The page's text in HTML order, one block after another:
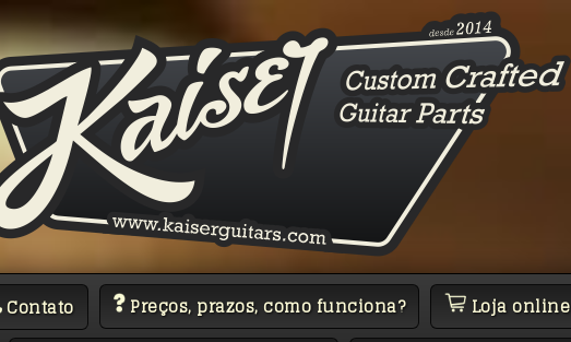
Contato Preços, prazos, como funciona?
Loja online